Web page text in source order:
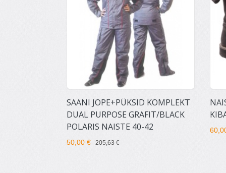
SAANI JOPE+PÜKSID KOMPLEKT
DUAL PURPOSE GRAFIT/BLACK
POLARIS NAISTE 40-42
50,00 € 205,63 €